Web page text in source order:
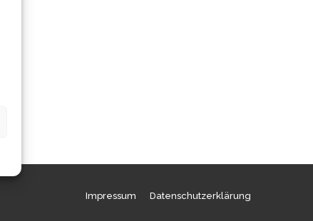
Impressum Datenschutzerklärung